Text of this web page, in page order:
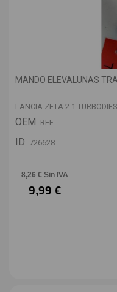
MANDO ELEVALUNAS
LANCIA ZETA 2.1
OEM: REF
ID: 726628
8,26 € Sin IVA
9,99 €